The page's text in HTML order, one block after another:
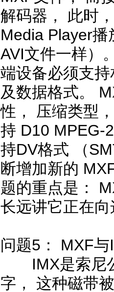
解码器， 此时
Media Player
AVI文件一样）
端设备必须支
及数据格式。
性， 压缩类型
持 D10 MPEG-
持DV格式 （
断增加新的
题的重点是：
长远讲它正在
问题5： MXF
IMX是索尼公
字， 这种磁带